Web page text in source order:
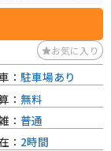
ションセンターでも
お気に入り
： 駐車場あり
： 無料
： 普通
： 2時間